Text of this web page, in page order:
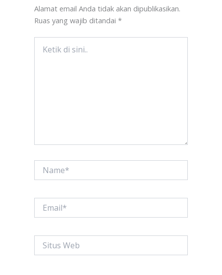
Alamat email Anda tidak akan dipublikasikan.
Ruas yang wajib ditandai *
Web